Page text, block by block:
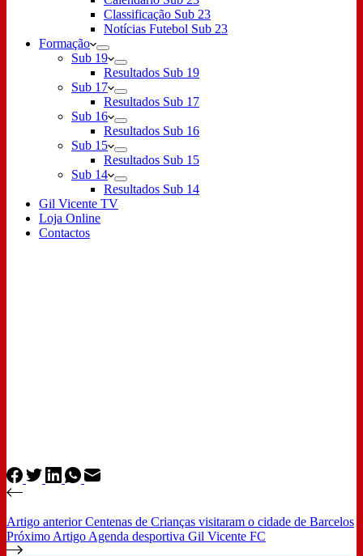
Classificação Sub 23
Notícias Futebol Sub 23
Formação
Sub 19
Resultados Sub 19
Sub 17
Resultados Sub 17
Sub 16
Resultados Sub 16
Sub 15
Resultados Sub 15
Sub 14
Resultados Sub 14
Gil Vicente TV
Loja Online
Contactos
Artigo anteriorCentenas de Crianças visitaram o cidade de Barcelos
Próximo Artigo Agenda desportiva Gil Vicente FC